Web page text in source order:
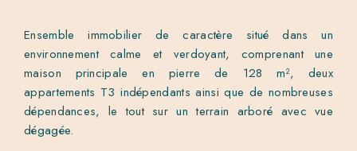
Ensemble immobilier de caractère situé dans un
environnement calme et verdoyant, comprenant une
maison principale en pierre de 128 m², deux
appartements T3 indépendants ainsi que de nombreuses
dépendances, le tout sur un terrain arboré avec vue
dégagée.